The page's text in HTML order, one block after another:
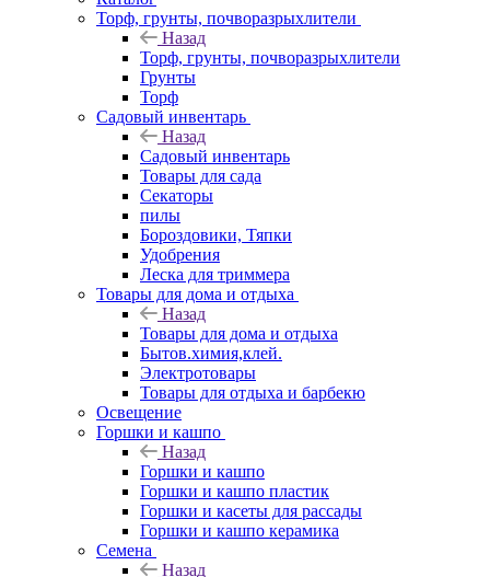
Торф, грунты, почворазрыхлители
Назад
Торф, грунты, почворазрыхлители
Грунты
Торф
Садовый инвентарь
Назад
Садовый инвентарь
Товары для сада
Секаторы
пилы
Бороздовики, Тяпки
Удобрения
Леска для триммера
Товары для дома и отдыха
Назад
Товары для дома и отдыха
Бытов.химия,клей.
Электротовары
Товары для отдыха и барбекю
Освещение
Горшки и кашпо
Назад
Горшки и кашпо
Горшки и кашпо пластик
Горшки и касеты для рассады
Горшки и кашпо керамика
Семена
Назад